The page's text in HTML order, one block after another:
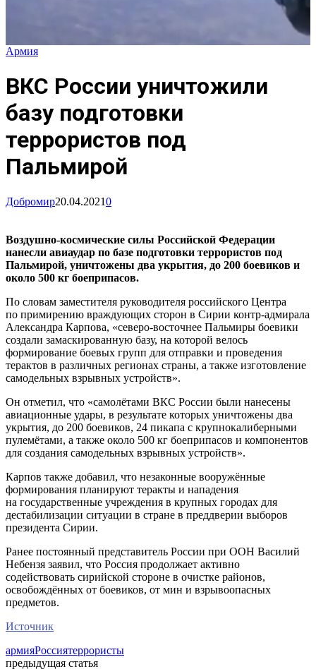
Армия
ВКС России уничтожили
базу подготовки
террористов под
Пальмирой
Добромир20.04.20210
Воздушно-космические силы Российской Федерации
нанесли авиаудар по базе подготовки террористов под
Пальмирой, уничтожены два укрытия, до 200 боевиков и
около 500 кг боеприпасов.
По словам заместителя руководителя российского Центра
по примирению враждующих сторон в Сирии контр-адмирала
Александра Карпова, «северо-восточнее Пальмиры боевики
создали замаскированную базу, на которой велось
формирование боевых групп для отправки и проведения
терактов в различных регионах страны, а также изготовление
самодельных взрывных устройств».
Он отметил, что «самолётами ВКС России были нанесены
авиационные удары, в результате которых уничтожены два
укрытия, до 200 боевиков, 24 пикапа с крупнокалиберными
пулемётами, а также около 500 кг боеприпасов и компонентов
для создания самодельных взрывных устройств».
Карпов также добавил, что незаконные вооружённые
формирования планируют теракты и нападения
на государственные учреждения в крупных городах для
дестабилизации ситуации в стране в преддверии выборов
президента Сирии.
Ранее постоянный представитель России при ООН Василий
Небензя заявил, что Россия продолжает активно
содействовать сирийской стороне в очистке районов,
освобождённых от боевиков, от мин и взрывоопасных
предметов.
Источник
армияРоссиятеррористы
предыдущая статья